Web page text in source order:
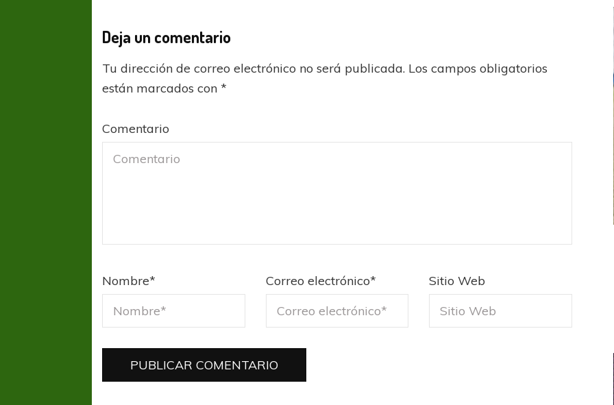
Deja un comentario
Tu dirección de correo electrónico no será publicada. Los campos obligatorios
están marcados con*
Comentario
Nombre* Correo electrónico* Sitio Web
FÚTBOL FEMENINO
Ajustada caída de Verónica en Alejandro
FÚTBOL FEMENINO
Verónica jugará ante Estrella del Sur en el
FÚTBOL FEMENINO
Las campeonas festejaron ante su gente